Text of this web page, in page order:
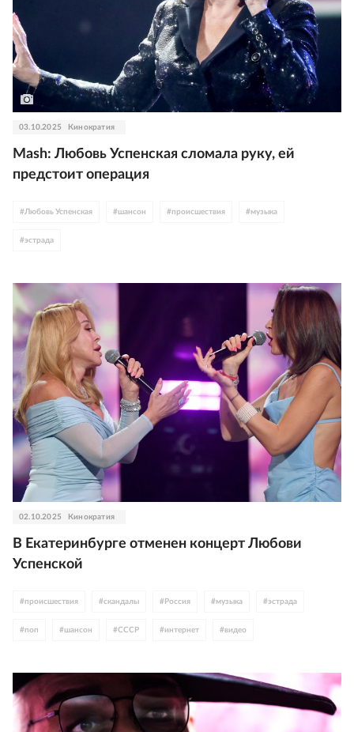
03.10.2025 Кинократия
Mash: Любовь Успенская сломала руку, ей
предстоит операция
# Любовь Успенская #шансон #происшествия #музыка
#эстрада
02.10.2025 Кинократия
В Екатеринбурге отменен концерт Любови
Успенской
#происшествия #скандалы # Россия #музыка #эстрада
#поп #шансон #СССР #интернет #видео